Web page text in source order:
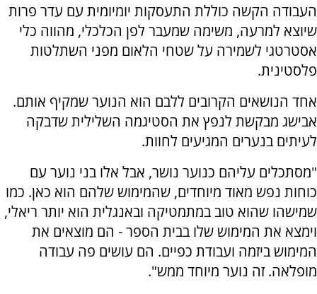
העבודה הקשה כוללת התעסקות יומיומית עם עדר פרות
שיוצא למרעה, משימה שמעבר לפן הכלכלי, מהווה כלי
אסטרטגי לשמירה על שטחי הלאום מפני השתלטות
פלסטינית.
אחד הנושאים הקרובים ללבם הוא הנוער שמקיף אותם.
אבישג מבקשת לנפץ את הסטיגמה השלילית שדבקה
לעיתים בנערים המגיעים לחוות.
"מסתכלים עליהם כנוער נושר, אבל אלו בני נוער עם
כוחות נפש מאוד מיוחדים, שהמימוש שלהם הוא כאן. כמו
שמישהו שהוא טוב במתמטיקה ובאנגלית הוא יותר ריאלי,
וימצא את המימוש שלו בבית הספר - הם מוצאים את
המימוש ביזמה ועבודת כפיים. הם עושים פה עבודה
מופלאה. זה נוער מיוחד ממש".